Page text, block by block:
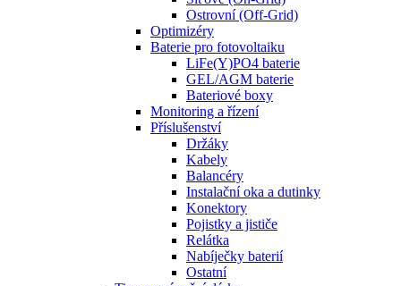
Ostrovní (Off-Grid)
Optimizéry
Baterie pro fotovoltaiku
LiFe(Y)PO4 baterie
GEL/AGM baterie
Bateriové boxy
Monitoring a řízení
Příslušenství
Držáky
Kabely
Balancéry
Instalační oka a dutinky
Konektory
Pojistky a jističe
Relátka
Nabíječky baterií
Ostatní